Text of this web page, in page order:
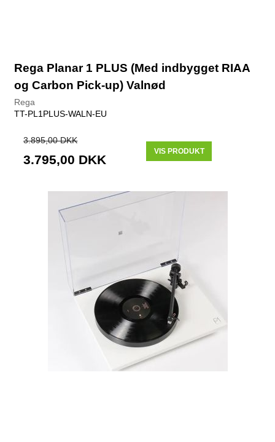
Rega Planar 1 PLUS (Med indbygget RIAA
og Carbon Pick-up) Valnød
Rega
TT-PL1PLUS-WALN-EU
3.895,00 DKK
3.795,00 DKK
VIS PRODUKT